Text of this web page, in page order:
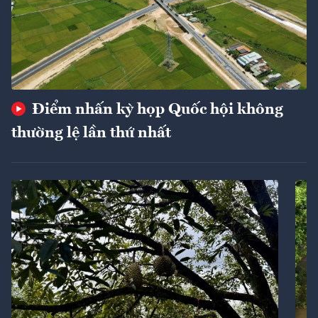
Điểm nhấn kỳ họp Quốc hội không
thường lệ lần thứ nhất